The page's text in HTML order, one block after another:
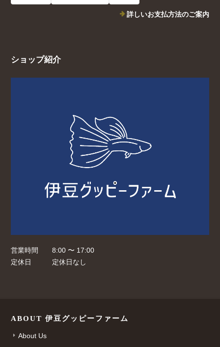
詳しいお支払方法のご案内
ショップ紹介
営業時間
8:00 〜 17:00
定休日
定休日なし
ABOUT 伊豆グッピーファーム
About Us